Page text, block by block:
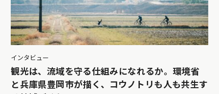
インタビュー
観光は、流域を守る仕組みになれるか。環境省
と兵庫県豊岡市が描く、コウノトリも人も共生す